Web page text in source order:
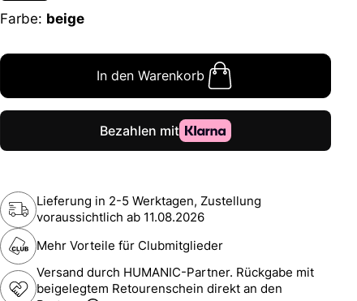
Farbe: beige
In den Warenkorb
Lieferung in 2-5 Werktagen, Zustellung
voraussichtlich ab 11.08.2026
Mehr Vorteile für Clubmitglieder
Versand durch HUMANIC-Partner. Rückgabe mit
beigelegtem Retourenschein direkt an den